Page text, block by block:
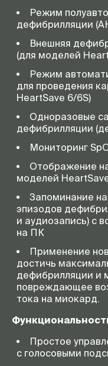
Режим
дефибрилляции
Внешняя
(для моделей
Режим
для проведения
HeartSave 6/6S)
Одноразовые
дефибрилляции
Мониторинг
Отображение
моделей
Запоминание на
эпизодов
и аудиозапись) с
на ПК
Применение
достичь
дефибрилляции и
повреждающее
тока на миокард.
Простое
с голосовыми